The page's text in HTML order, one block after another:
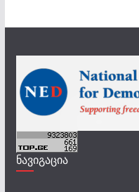
ნავიგაცია